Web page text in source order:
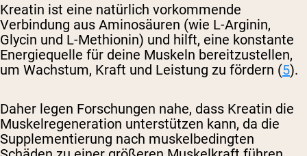
Kreatin ist eine natürlich vorkommende
Verbindung aus Aminosäuren (wie L-Arginin,
Glycin und L-Methionin) und hilft, eine konstante
Energiequelle für deine Muskeln bereitzustellen,
um Wachstum, Kraft und Leistung zu fördern (5).
Daher legen Forschungen nahe, dass Kreatin die
Muskelregeneration unterstützen kann, da die
Supplementierung nach muskelbedingten